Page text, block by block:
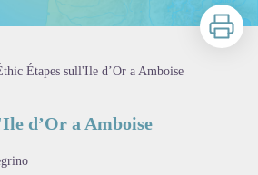
Stampa
Étapes sull'Ile d’Or a Amboise
d’Or a Amboise